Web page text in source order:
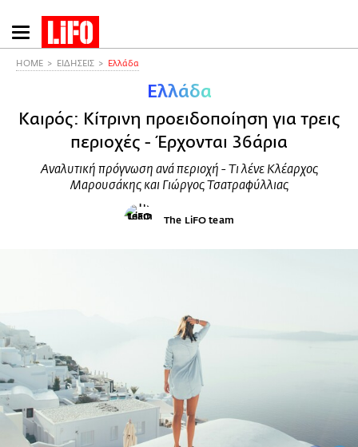
Παράκαμψη
προς
HOME ΕΙΔΗΣΕΙΣ Ελλάδα
Ελλάδα
Καιρός: Κίτρινη προειδοποίηση για τρεις
περιοχές - Έρχονται 36άρια
Αναλυτική πρόγνωση ανά περιοχή - Τι λένε Κλέαρχος
Μαρουσάκης και Γιώργος Τσατραφύλλιας
The LiFO team